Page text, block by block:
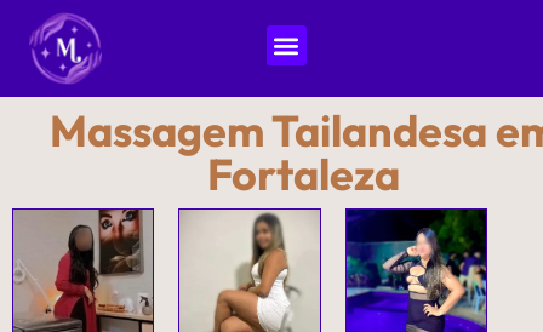
Massagem Tailandesa
Fortaleza